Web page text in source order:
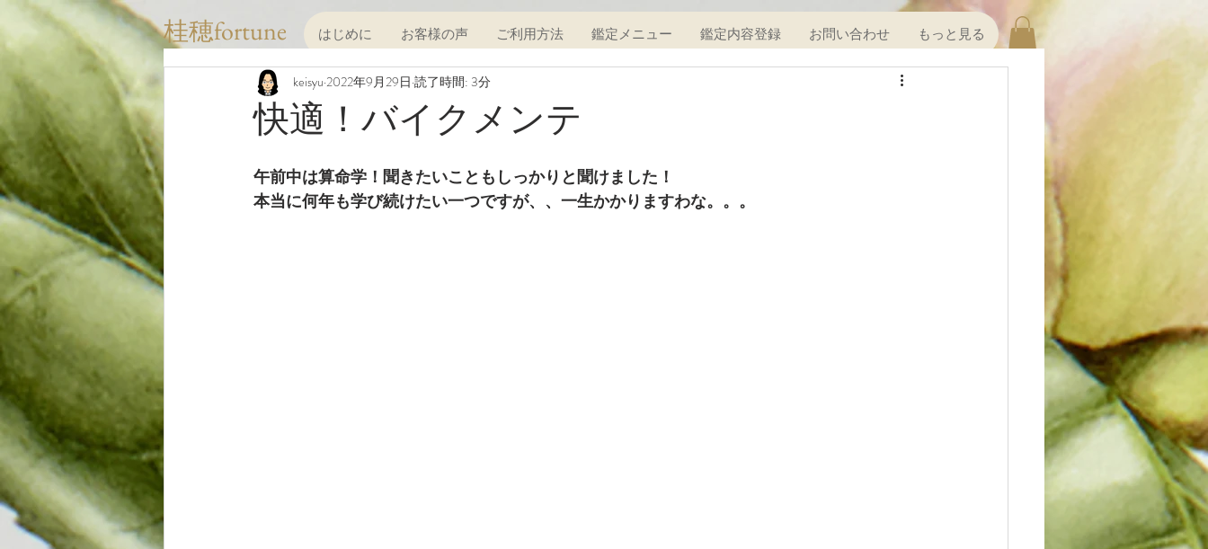
桂穂fortune はじめに お客様の声 ご利用方法 鑑定メニュー 鑑定内容登録 お問い合わせ もっと見る
快適！バイクメンテ
keisyu 2022年9月29日 読了時間: 3分
午前中は算命学！聞きたいこともしっかりと聞けました！
本当に何年も学び続けたい一つですが、、一生かかりますわな。。。